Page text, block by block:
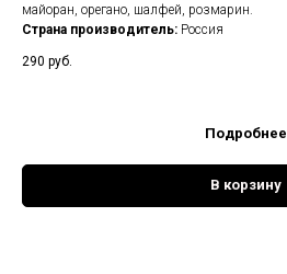
майоран, орегано, шалфей, розмарин.
Страна производитель: Россия
290 руб.
Подробнее
В корзину